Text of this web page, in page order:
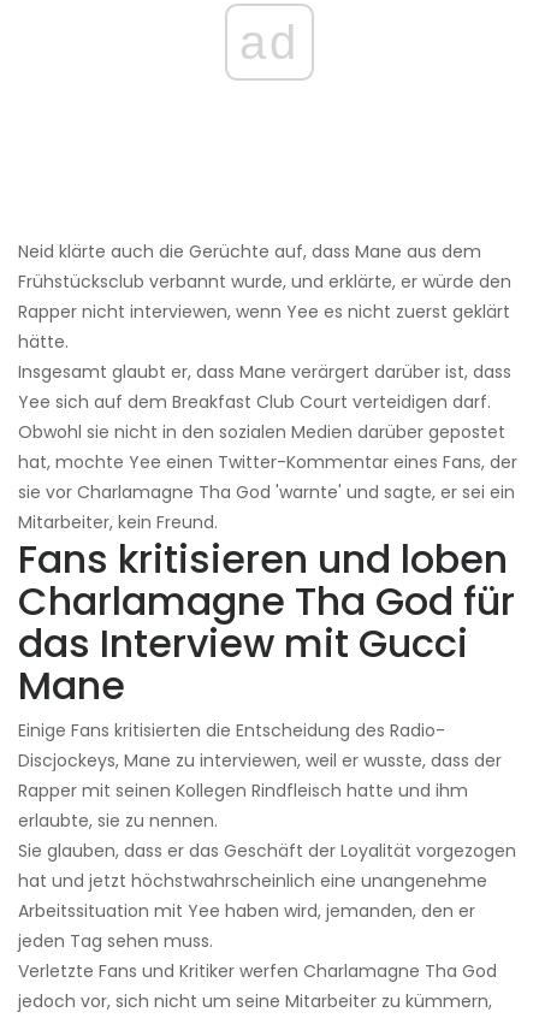
ad
Neid klärte auch die Gerüchte auf, dass Mane aus dem
Frühstücksclub verbannt wurde, und erklärte, er würde den
Rapper nicht interviewen, wenn Yee es nicht zuerst geklärt
hätte.
Insgesamt glaubt er, dass Mane verärgert darüber ist, dass
Yee sich auf dem Breakfast Club Court verteidigen darf.
Obwohl sie nicht in den sozialen Medien darüber gepostet
hat, mochte Yee einen Twitter-Kommentar eines Fans, der
sie vor Charlamagne Tha God 'warnte' und sagte, er sei ein
Mitarbeiter, kein Freund.
Fans kritisieren und loben
Charlamagne Tha God für
das Interview mit Gucci
Mane
Einige Fans kritisierten die Entscheidung des Radio-
Discjockeys, Mane zu interviewen, weil er wusste, dass der
Rapper mit seinen Kollegen Rindfleisch hatte und ihm
erlaubte, sie zu nennen.
Sie glauben, dass er das Geschäft der Loyalität vorgezogen
hat und jetzt höchstwahrscheinlich eine unangenehme
Arbeitssituation mit Yee haben wird, jemanden, den er
jeden Tag sehen muss.
Verletzte Fans und Kritiker werfen Charlamagne Tha God
jedoch vor, sich nicht um seine Mitarbeiter zu kümmern,